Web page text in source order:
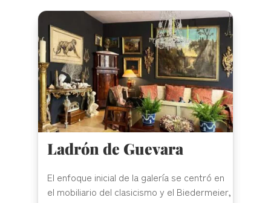
Ladrón de Guevara
El enfoque inicial de la galería se centró en
el mobiliario del clasicismo y el Biedermeier,